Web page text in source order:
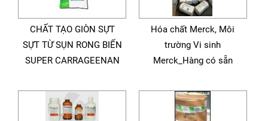
CHẤT TẠO GIÒN SỰT
SỰT TỪ SỤN RONG BIẾN
SUPER CARRAGEENAN
Hóa chất Merck, Môi
trường Vi sinh
Merck_Hàng có sẵn